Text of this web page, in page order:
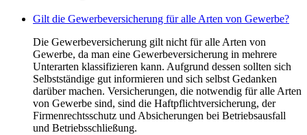
Gilt die Gewerbeversicherung für alle Arten von Gewerbe?
Die Gewerbeversicherung gilt nicht für alle Arten von
Gewerbe, da man eine Gewerbeversicherung in mehrere
Unterarten klassifizieren kann. Aufgrund dessen sollten sich
Selbstständige gut informieren und sich selbst Gedanken
darüber machen. Versicherungen, die notwendig für alle Arten
von Gewerbe sind, sind die Haftpflichtversicherung, der
Firmenrechtsschutz und Absicherungen bei Betriebsausfall
und Betriebsschließung.